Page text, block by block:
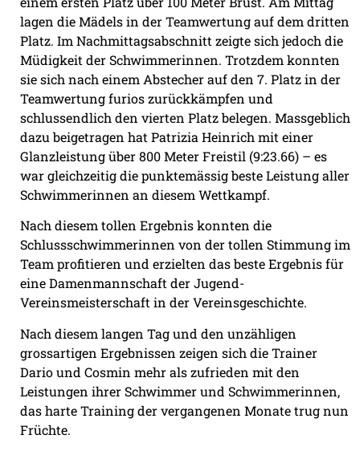
lagen die Mädels in der Teamwertung auf dem dritten
Platz. Im Nachmittagsabschnitt zeigte sich jedoch die
Müdigkeit der Schwimmerinnen. Trotzdem konnten
sie sich nach einem Abstecher auf den 7. Platz in der
Teamwertung furios zurückkämpfen und
schlussendlich den vierten Platz belegen. Massgeblich
dazu beigetragen hat Patrizia Heinrich mit einer
Glanzleistung über 800 Meter Freistil (9:23.66) – es
war gleichzeitig die punktemässig beste Leistung aller
Schwimmerinnen an diesem Wettkampf.
Nach diesem tollen Ergebnis konnten die
Schlussschwimmerinnen von der tollen Stimmung im
Team profitieren und erzielten das beste Ergebnis für
eine Damenmannschaft der Jugend-
Vereinsmeisterschaft in der Vereinsgeschichte.
Nach diesem langen Tag und den unzähligen
grossartigen Ergebnissen zeigen sich die Trainer
Dario und Cosmin mehr als zufrieden mit den
Leistungen ihrer Schwimmer und Schwimmerinnen,
das harte Training der vergangenen Monate trug nun
Früchte.